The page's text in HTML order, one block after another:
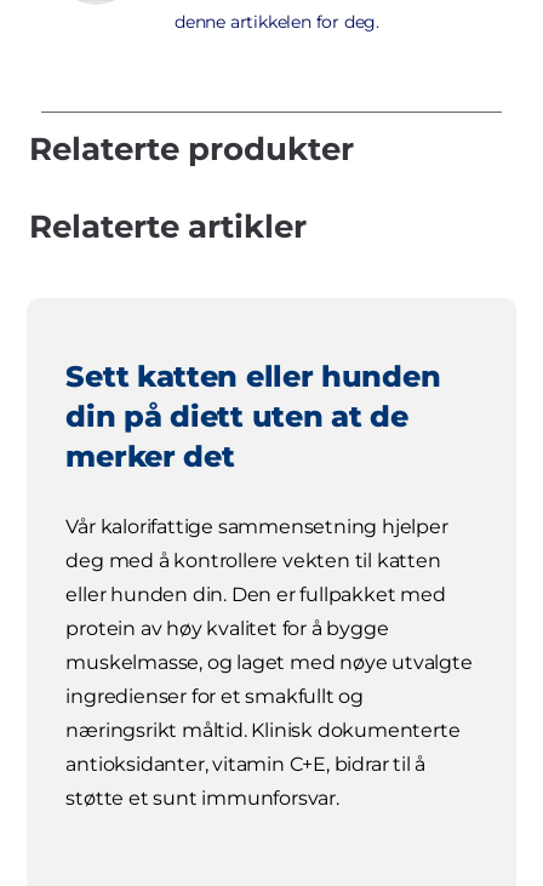
denne artikkelen for deg.
Relaterte produkter
Relaterte artikler
Sett katten eller hunden
din på diett uten at de
merker det
Vår kalorifattige sammensetning hjelper
deg med å kontrollere vekten til katten
eller hunden din. Den er fullpakket med
protein av høy kvalitet for å bygge
muskelmasse, og laget med nøye utvalgte
ingredienser for et smakfullt og
næringsrikt måltid. Klinisk dokumenterte
antioksidanter, vitamin C+E, bidrar til å
støtte et sunt immunforsvar.